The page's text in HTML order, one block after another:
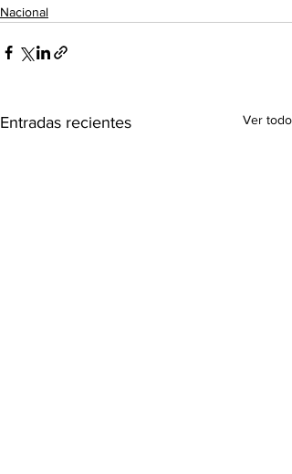
Nacional
Entradas recientes Ver todo